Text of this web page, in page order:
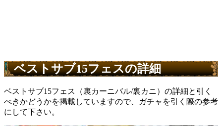
ベストサブ15フェスの詳細
ベストサブ15フェス（裏カーニバル/裏カニ）の詳細と引く
べきかどうかを掲載していますので、ガチャを引く際の参考
にして下さい。